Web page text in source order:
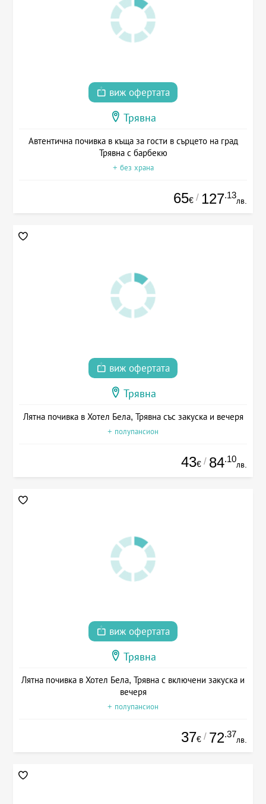
виж офертата
Трявна
Автентична почивка в къща за гости в сърцето на град
Трявна с барбекю
+ без храна
65€ / 127.13
лв.
виж офертата
Трявна
Лятна почивка в Хотел Бела, Трявна със закуска и вечеря
+ полупансион
43€ / 84.10
лв.
виж офертата
Трявна
Лятна почивка в Хотел Бела, Трявна с включени закуска и
вечеря
+ полупансион
37€ / 72.37
лв.